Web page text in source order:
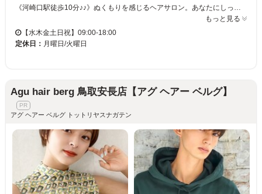
《河崎口駅徒歩10分♪♪》ぬくもりを感じるヘアサロン。あなたにしっかり向き合うひとときで、満足のスタイルへ。さまざまな世代に愛されて、年齢に関係なくおしゃれを楽しめる空間。お子様連れも安心、駐車場完備でアクセス便利。多様な決済方法にも対応。自分だけの特別な時間を過ごせます！ ビューティーサロンMASUDAでは、居心地の良さを重視しています。あなたが求めるスタイルを細かな部分までしっかりとヒアリングするために、マンツーマンの丁寧なカウンセリングと施術を行っています。多様な年齢向けに向けたサービスを提供しており、自分に合ったスタイルを見つけたい方にぴったりです。お子様連れでも安心の環境を整えており、駐車場も完備していますので、気軽にお越しいただけます。ビューティーサロンMASUDAでは、実際に成果が出ることでしっかりと満足感を得られる施術をお約束します。新しい自分を発見するために、どうぞ一度足を運んでみてください。心地よさと技術力であなたをサポートいたします。
もっと見る
【水木金土日祝】09:00-18:00
定休日： 月曜日/火曜日
Agu hair berg 鳥取安長店【アグ ヘアー ベルグ】
アグ ヘアー ベルグ トットリヤスナガテン